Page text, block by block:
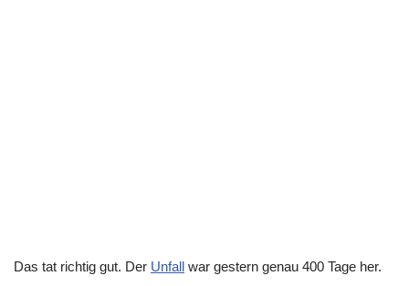
Das tat richtig gut. Der Unfall war gestern genau 400 Tage her.